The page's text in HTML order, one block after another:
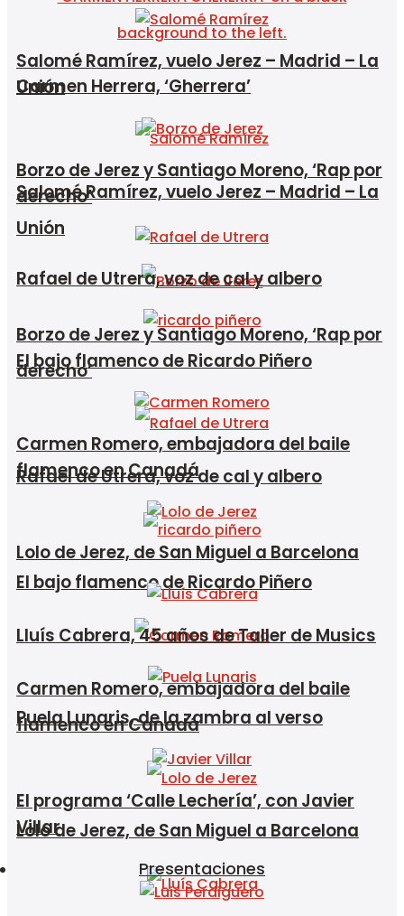
Carmen Herrera, ‘Gherrera’
Salomé Ramírez, vuelo Jerez – Madrid – La
Unión
Borzo de Jerez y Santiago Moreno, ‘Rap por
derecho’
Rafael de Utrera, voz de cal y albero
El bajo flamenco de Ricardo Piñero
Carmen Romero, embajadora del baile
flamenco en Canadá
Lolo de Jerez, de San Miguel a Barcelona
Salomé Ramírez, vuelo Jerez – Madrid – La
Unión
Borzo de Jerez y Santiago Moreno, ‘Rap por
derecho’
Rafael de Utrera, voz de cal y albero
El bajo flamenco de Ricardo Piñero
Carmen Romero, embajadora del baile
flamenco en Canadá
Lolo de Jerez, de San Miguel a Barcelona
Lluís Cabrera, 45 años de Taller de Musics
Puela Lunaris, de la zambra al verso
El programa ‘Calle Lechería’, con Javier
Villar
Presentaciones